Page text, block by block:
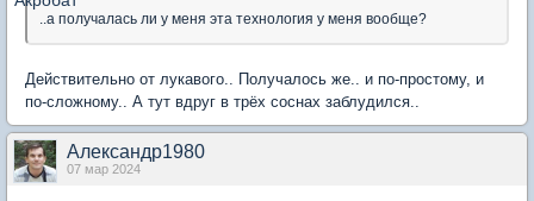
..а получалась ли у меня эта технология у меня вообще?
Действительно от лукавого.. Получалось же.. и по-простому, и
по-сложному.. А тут вдруг в трёх соснах заблудился..
Александр1980
07 мар 2024